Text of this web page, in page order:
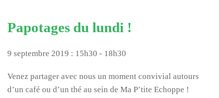
Papotages du lundi !
9 septembre 2019 : 15h30 - 18h30
Venez partager avec nous un moment convivial autours
d’un café ou d’un thé au sein de Ma P’tite Echoppe !